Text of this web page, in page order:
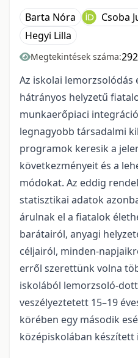
Barta Nóra Csoba
Hegyi Lilla
Megtekintések száma:292
Az iskolai lemorzsolódás
hátrányos helyzetű
munkaerőpiaci
legnagyobb társadalmi
programok keresik a
következményeit és a
módokat. Az eddig
statisztikai adatok
árulnak el a fiatalok
barátairól, anyagi
céljairól, minden-
erről szerettünk volna
iskolából lemorzsoló-
veszélyeztetett 15–19
körében egy második
középiskolában